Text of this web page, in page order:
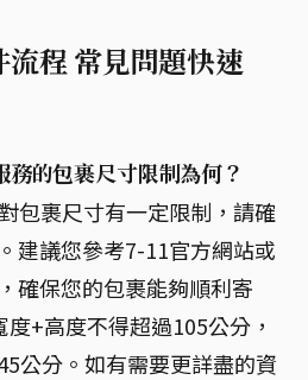
流程 常見問題快速
務的包裹尺寸限制為何？
包裹尺寸有一定限制，請確
建議您參考7-11官方網站或
確保您的包裹能夠順利寄
+高度不得超過105公分，
公分。如有需要更詳盡的資